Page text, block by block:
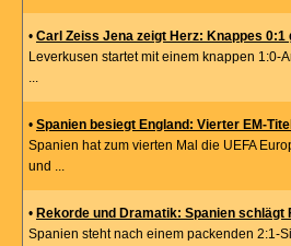
• Carl Zeiss Jena zeigt Herz: Knappes 0:1
Leverkusen startet mit einem knappen 1:0-
...
• Spanien besiegt England: Vierter EM-
Spanien hat zum vierten Mal die UEFA
und ...
• Rekorde und Dramatik: Spanien schlägt
Spanien steht nach einem packenden 2:1-